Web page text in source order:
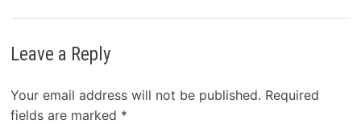
Leave a Reply
Your email address will not be published. Required
fields are marked *